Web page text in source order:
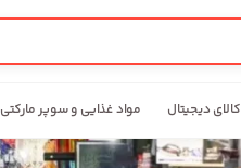
کالای دیجیتال مواد غذایی و سوپر مارکتی